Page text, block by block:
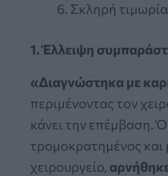
Σκληρή τιμωρία
1. Έλλειψη
«Διαγνώστηκα με
περιμένοντας τον
κάνει την επέμβαση.
τρομοκρατημένος και
χειρουργείο,